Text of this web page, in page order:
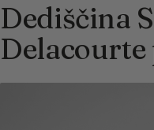
Dediščina